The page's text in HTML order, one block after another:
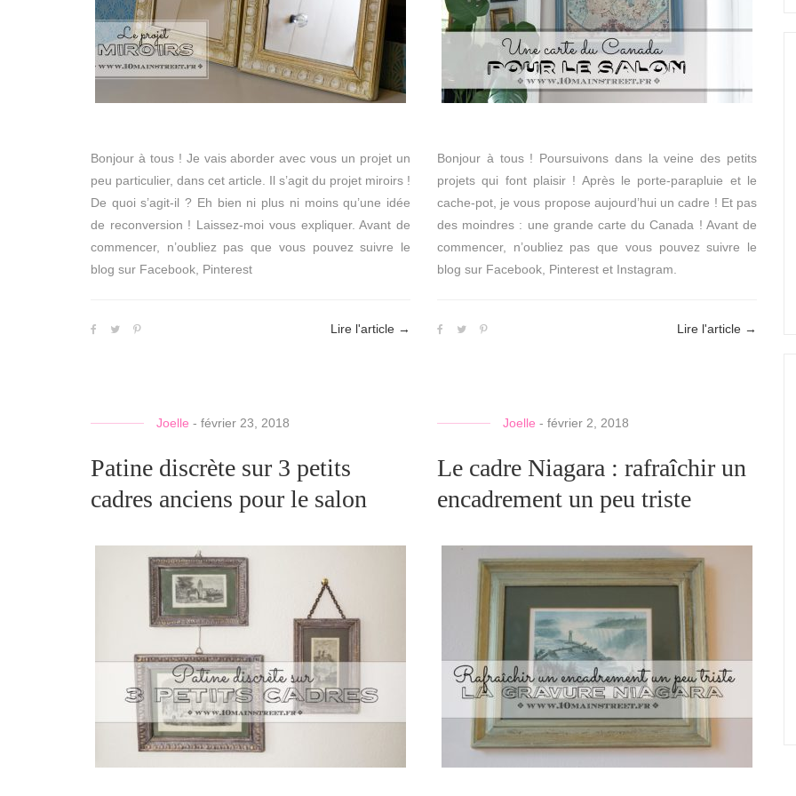
Bonjour à tous ! Je vais aborder avec vous un projet un
peu particulier, dans cet article. Il s’agit du projet miroirs !
De quoi s’agit-il ? Eh bien ni plus ni moins qu’une idée
de reconversion ! Laissez-moi vous expliquer. Avant de
commencer, n’oubliez pas que vous pouvez suivre le
blog sur Facebook, Pinterest
Lire l'article →
Bonjour à tous ! Poursuivons dans la veine des petits
projets qui font plaisir ! Après le porte-parapluie et le
cache-pot, je vous propose aujourd’hui un cadre ! Et pas
des moindres : une grande carte du Canada ! Avant de
commencer, n’oubliez pas que vous pouvez suivre le
blog sur Facebook, Pinterest et Instagram.
Lire l'article →
Joelle - février 23, 2018
Patine discrète sur 3 petits
cadres anciens pour le salon
Joelle - février 2, 2018
Le cadre Niagara : rafraîchir un
encadrement un peu triste